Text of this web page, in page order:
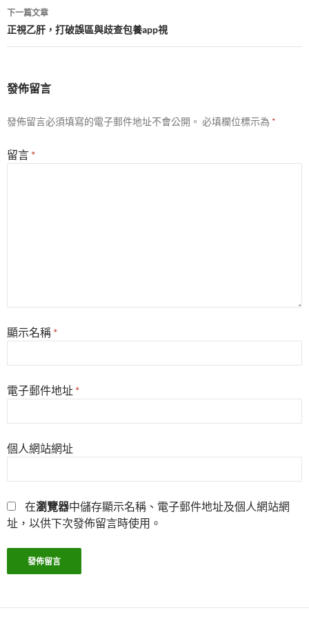
導
覽
下一篇文章
正視乙肝，打破誤區與歧查包養app視
發佈留言
發佈留言必須填寫的電子郵件地址不會公開。 必填欄位標示為 *
留言 *
顯示名稱 *
電子郵件地址 *
個人網站網址
在瀏覽器中儲存顯示名稱、電子郵件地址及個人網站網
址，以供下次發佈留言時使用。